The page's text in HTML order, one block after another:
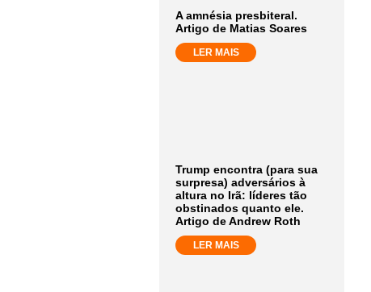
A amnésia presbiteral.
Artigo de Matias Soares
LER MAIS
Trump encontra (para sua
surpresa) adversários à
altura no Irã: líderes tão
obstinados quanto ele.
Artigo de Andrew Roth
LER MAIS